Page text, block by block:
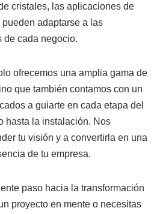
cristales, las aplicaciones de
adaptarse a las
de cada negocio.
ofrecemos una amplia gama de
que también contamos con un
a guiarte en cada etapa del
hasta la instalación. Nos
tu visión y a convertirla en una
de tu empresa.
paso hacia la transformación
proyecto en mente o necesitas